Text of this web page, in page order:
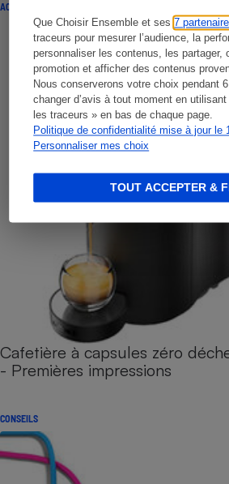
Que Choisir Ensemble et ses7
traceurs pour mesurer l’audience, la
personnaliser les contenus, les partager,
promotion et afficher des contenus
Nous conserverons votre choix pendant
changer d’avis à tout moment en
les traceurs » en bas de chaque page.
Politique de confidentialité mise à jour le
Personnaliser mes choix
TOUT ACCEPTER &
ACTUALITÉ
Cafetière à capsules zéro
- Premières impressions
CONSEILS